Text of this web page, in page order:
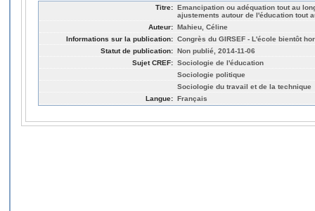
Titre: Emancipation ou adéquation tout au
ajustements autour de l'éducation tout
Auteur: Mahieu, Céline
Informations sur la publication: Congrès du GIRSEF - L'école bientôt
Statut de publication: Non publié, 2014-11-06
Sujet CREF: Sociologie de l'éducation
Sociologie politique
Sociologie du travail et de la technique
Langue: Français